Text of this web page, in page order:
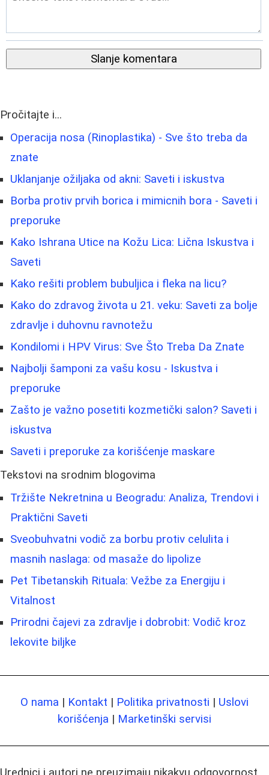
Slanje komentara
Pročitajte i...
Operacija nosa (Rinoplastika) - Sve što treba da
znate
Uklanjanje ožiljaka od akni: Saveti i iskustva
Borba protiv prvih borica i mimicnih bora - Saveti i
preporuke
Kako Ishrana Utice na Kožu Lica: Lična Iskustva i
Saveti
Kako rešiti problem bubuljica i fleka na licu?
Kako do zdravog života u 21. veku: Saveti za bolje
zdravlje i duhovnu ravnotežu
Kondilomi i HPV Virus: Sve Što Treba Da Znate
Najbolji šamponi za vašu kosu - Iskustva i
preporuke
Zašto je važno posetiti kozmetički salon? Saveti i
iskustva
Saveti i preporuke za korišćenje maskare
Tekstovi na srodnim blogovima
Tržište Nekretnina u Beogradu: Analiza, Trendovi i
Praktični Saveti
Sveobuhvatni vodič za borbu protiv celulita i
masnih naslaga: od masaže do lipolize
Pet Tibetanskih Rituala: Vežbe za Energiju i
Vitalnost
Prirodni čajevi za zdravlje i dobrobit: Vodič kroz
lekovite biljke
O nama | Kontakt | Politika privatnosti | Uslovi
korišćenja | Marketinški servisi